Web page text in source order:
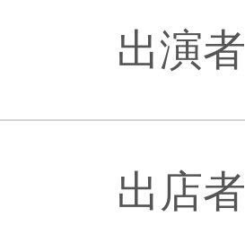
出演者
出店者